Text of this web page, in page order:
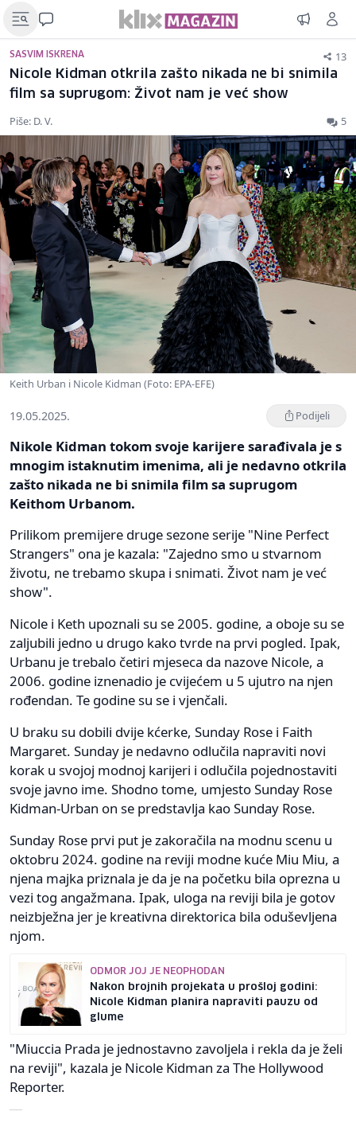
SASVIM ISKRENA 13
Nicole Kidman otkrila zašto nikada ne bi snimila
film sa suprugom: Život nam je već show
Piše: D. V. 5
Keith Urban i Nicole Kidman (Foto: EPA-EFE)
19.05.2025. Podijeli
Nikole Kidman tokom svoje karijere sarađivala je s
mnogim istaknutim imenima, ali je nedavno otkrila
zašto nikada ne bi snimila film sa suprugom
Keithom Urbanom.
Prilikom premijere druge sezone serije "Nine Perfect
Strangers" ona je kazala: "Zajedno smo u stvarnom
životu, ne trebamo skupa i snimati. Život nam je već
show".
Nicole i Keth upoznali su se 2005. godine, a oboje su se
zaljubili jedno u drugo kako tvrde na prvi pogled. Ipak,
Urbanu je trebalo četiri mjeseca da nazove Nicole, a
2006. godine iznenadio je cvijećem u 5 ujutro na njen
rođendan. Te godine su se i vjenčali.
U braku su dobili dvije kćerke, Sunday Rose i Faith
Margaret. Sunday je nedavno odlučila napraviti novi
korak u svojoj modnoj karijeri i odlučila pojednostaviti
svoje javno ime. Shodno tome, umjesto Sunday Rose
Kidman-Urban on se predstavlja kao Sunday Rose.
Sunday Rose prvi put je zakoračila na modnu scenu u
oktobru 2024. godine na reviji modne kuće Miu Miu, a
njena majka priznala je da je na početku bila oprezna u
vezi tog angažmana. Ipak, uloga na reviji bila je gotov
neizbježna jer je kreativna direktorica bila oduševljena
njom.
ODMOR JOJ JE NEOPHODAN
Nakon brojnih projekata u prošloj godini:
Nicole Kidman planira napraviti pauzu od
glume
"Miuccia Prada je jednostavno zavoljela i rekla da je želi
na reviji", kazala je Nicole Kidman za The Hollywood
Reporter.